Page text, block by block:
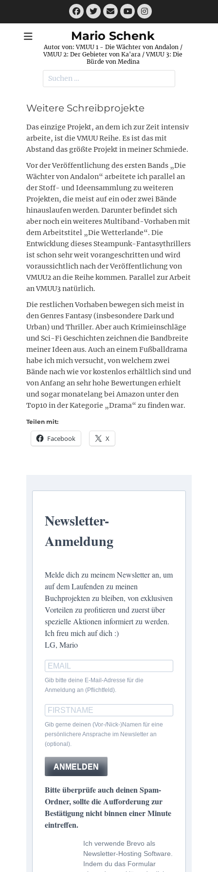
Facebook
Twitter
E-
MailYouTube
Instagram
Mario Schenk
Autor von: VMUU 1 - Die Wächter von Andalon /
VMUU 2: Der Gebieter von Ka'ara / VMUU 3: Die
Bürde von Medina
Suchen
nach:
Weitere Schreibprojekte
Das einzige Projekt, an dem ich zur Zeit intensiv
arbeite, ist die VMUU Reihe. Es ist das mit
Abstand das größte Projekt in meiner Schmiede.
Vor der Veröffentlichung des ersten Bands „Die
Wächter von Andalon“ arbeitete ich parallel an
der Stoff- und Ideensammlung zu weiteren
Projekten, die meist auf ein oder zwei Bände
hinauslaufen werden. Darunter befindet sich
aber noch ein weiteres Multiband-Vorhaben mit
dem Arbeitstitel „Die Wetterlande“. Die
Entwicklung dieses Steampunk-Fantasythrillers
ist schon sehr weit vorangeschritten und wird
voraussichtlich nach der Veröffentlichung von
VMUU2 an die Reihe kommen. Parallel zur Arbeit
an VMUU3 natürlich.
Die restlichen Vorhaben bewegen sich meist in
den Genres Fantasy (insbesondere Dark und
Urban) und Thriller. Aber auch Krimieinschläge
und Sci-Fi Geschichten zeichnen die Bandbreite
meiner Ideen aus. Auch an einem Fußballdrama
habe ich mich versucht, von welchem zwei
Bände nach wie vor kostenlos erhältlich sind und
von Anfang an sehr hohe Bewertungen erhielt
und sogar monatelang bei Amazon unter den
Top10 in der Kategorie „Drama“ zu finden war.
Teilen mit:
Facebook X
Newsletter-
Anmeldung
Melde dich zu meinem Newsletter an, um
auf dem Laufenden zu meinen
Buchprojekten zu bleiben, von exklusiven
Vorteilen zu profitieren und zuerst über
spezielle Aktionen informiert zu werden.
Ich freu mich auf dich :)
LG, Mario
Gib bitte deine E-Mail-Adresse für die
Anmeldung an (Pflichtfeld).
Gib gerne deinen (Vor-/Nick-)Namen für eine
persönlichere Ansprache im Newsletter an
(optional).
ANMELDEN
Bitte überprüfe auch deinen Spam-
Ordner, sollte die Aufforderung zur
Bestätigung nicht binnen einer Minute
eintreffen.
Ich verwende Brevo als
Newsletter-Hosting Software.
Indem du das Formular